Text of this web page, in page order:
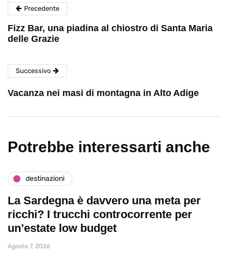
Precedente
Fizz Bar, una piadina al chiostro di Santa Maria
delle Grazie
Successivo
Vacanza nei masi di montagna in Alto Adige
Potrebbe interessarti anche
destinazioni
La Sardegna è davvero una meta per
ricchi? I trucchi controcorrente per
un’estate low budget
Agosto 7, 2026